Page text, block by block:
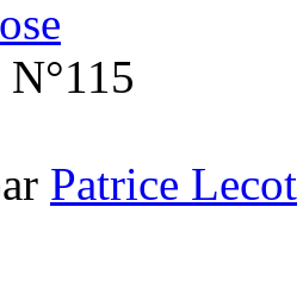
Patrice Lecot